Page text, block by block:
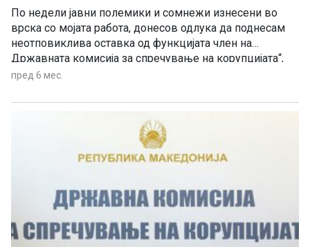
По недели јавни полемики и сомнежи изнесени во
врска со мојата работа, донесов одлука да поднесам
неотповиклива оставка од функцијата член на
Државната комисија за спречување на корупцијата“,
образложи Ристовска во оставката
пред 6 мес.